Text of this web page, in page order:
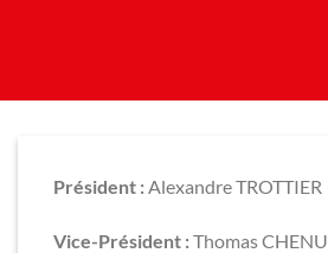
Président : Alexandre TROTTIER
Vice-Président :Thomas CHENU